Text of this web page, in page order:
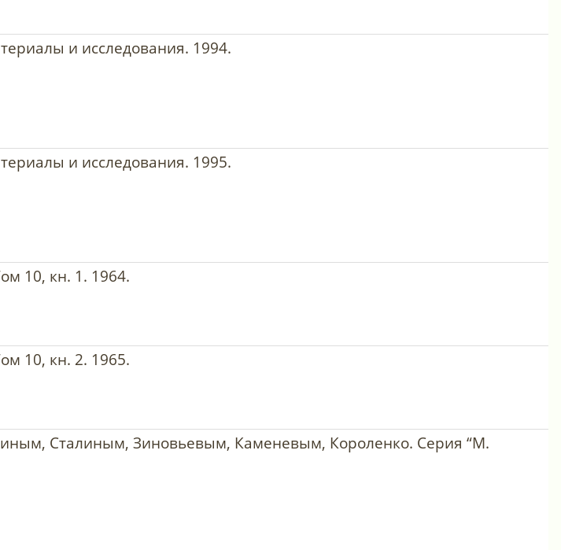
и исследования. 1994.
и исследования. 1995.
10, кн. 1. 1964.
10, кн. 2. 1965.
Сталиным, Зиновьевым, Каменевым, Короленко. Серия “М.